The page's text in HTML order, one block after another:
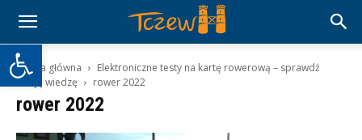
Otwórz pasek narzędzi
Strona główna
Elektroniczne testy na kartę rowerową – sprawdź
swoją wiedzę
rower 2022
rower 2022